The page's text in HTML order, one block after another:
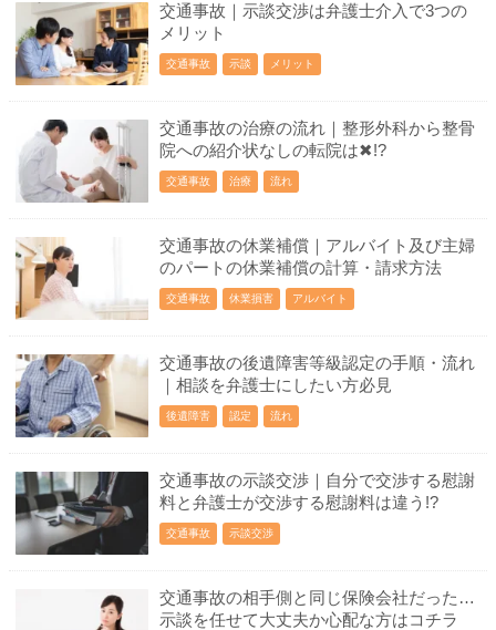
交通事故｜示談交渉は弁護士介入で3つの
メリット
交通事故 示談 メリット
交通事故の治療の流れ｜整形外科から整骨
院への紹介状なしの転院は✖!?
交通事故 治療 流れ
交通事故の休業補償｜アルバイト及び主婦
のパートの休業補償の計算・請求方法
交通事故 休業損害 アルバイト
交通事故の後遺障害等級認定の手順・流れ
｜相談を弁護士にしたい方必見
後遺障害 認定 流れ
交通事故の示談交渉｜自分で交渉する慰謝
料と弁護士が交渉する慰謝料は違う!?
交通事故 示談交渉
交通事故の相手側と同じ保険会社だった…
示談を任せて大丈夫か心配な方はコチラ